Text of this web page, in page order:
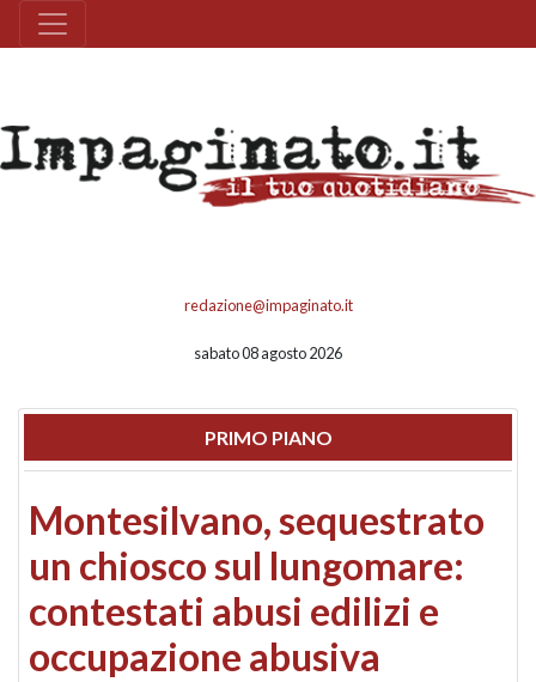
redazione@impaginato.it
sabato 08 agosto 2026
PRIMO PIANO
Montesilvano, sequestrato
un chiosco sul lungomare:
contestati abusi edilizi e
occupazione abusiva